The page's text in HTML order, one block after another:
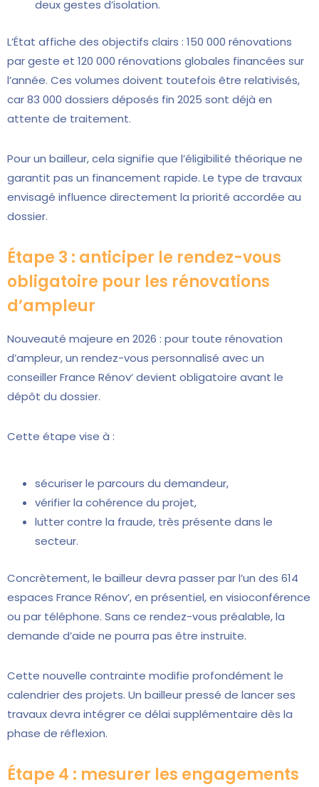
deux gestes d’isolation.
L’État affiche des objectifs clairs : 150 000 rénovations
par geste et 120 000 rénovations globales financées sur
l’année. Ces volumes doivent toutefois être relativisés,
car 83 000 dossiers déposés fin 2025 sont déjà en
attente de traitement.
Pour un bailleur, cela signifie que l’éligibilité théorique ne
garantit pas un financement rapide. Le type de travaux
envisagé influence directement la priorité accordée au
dossier.
Étape 3 : anticiper le rendez-vous
obligatoire pour les rénovations
d’ampleur
Nouveauté majeure en 2026 : pour toute rénovation
d’ampleur, un rendez-vous personnalisé avec un
conseiller France Rénov’ devient obligatoire avant le
dépôt du dossier.
Cette étape vise à :
sécuriser le parcours du demandeur,
vérifier la cohérence du projet,
lutter contre la fraude, très présente dans le
secteur.
Concrètement, le bailleur devra passer par l’un des 614
espaces France Rénov’, en présentiel, en visioconférence
ou par téléphone. Sans ce rendez-vous préalable, la
demande d’aide ne pourra pas être instruite.
Cette nouvelle contrainte modifie profondément le
calendrier des projets. Un bailleur pressé de lancer ses
travaux devra intégrer ce délai supplémentaire dès la
phase de réflexion.
Étape 4 : mesurer les engagements